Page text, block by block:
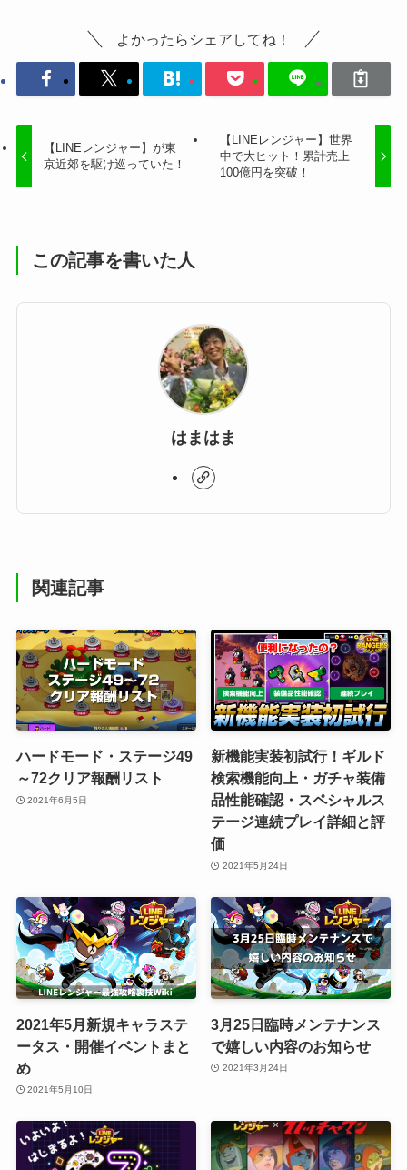
よかったらシェアしてね！
【LINEレンジャー】が東
京近郊を駆け巡っていた！
【LINEレンジャー】世界
中で大ヒット！累計売上
100億円を突破！
この記事を書いた人
はまはま
関連記事
ハードモード・ステージ49
～72クリア報酬リスト
2021年6月5日
新機能実装初試行！ギルド
検索機能向上・ガチャ装備
品性能確認・スペシャルス
テージ連続プレイ詳細と評
価
2021年5月24日
2021年5月新規キャラステ
ータス・開催イベントまと
め
2021年5月10日
3月25日臨時メンテナンス
で嬉しい内容のお知らせ
2021年3月24日